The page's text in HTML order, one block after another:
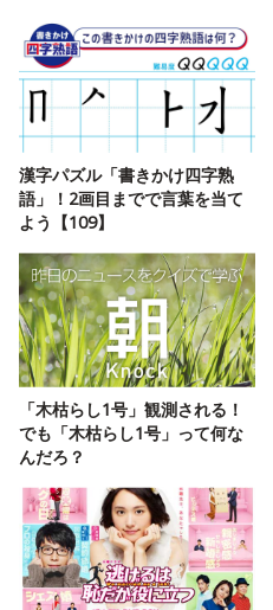
漢字パズル「書きかけ四字熟
語」！2画目までで言葉を当て
よう【109】
「木枯らし1号」観測される！
でも「木枯らし1号」って何な
んだろ？